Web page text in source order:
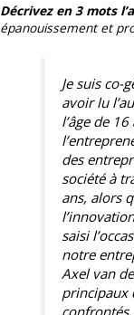
Décrivez en 3 mots
épanouissement et
Je suis co-
avoir lu
l’âge de
des
société à
ans, alors
saisi
notre
Axel van
principaux